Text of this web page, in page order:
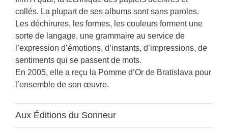
collés. La plupart de ses albums sont sans paroles.
Les déchirures, les formes, les couleurs forment une
sorte de langage, une grammaire au service de
l’expression d’émotions, d’instants, d’impressions, de
sentiments qui se passent de mots.
En 2005, elle a reçu la Pomme d’Or de Bratislava pour
l’ensemble de son œuvre.
Aux Éditions du Sonneur